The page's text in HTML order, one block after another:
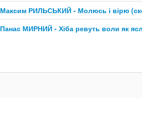
Максим РИЛЬСЬКИЙ - Молюсь і вірю
Панас МИРНИЙ - Хіба ревуть воли як